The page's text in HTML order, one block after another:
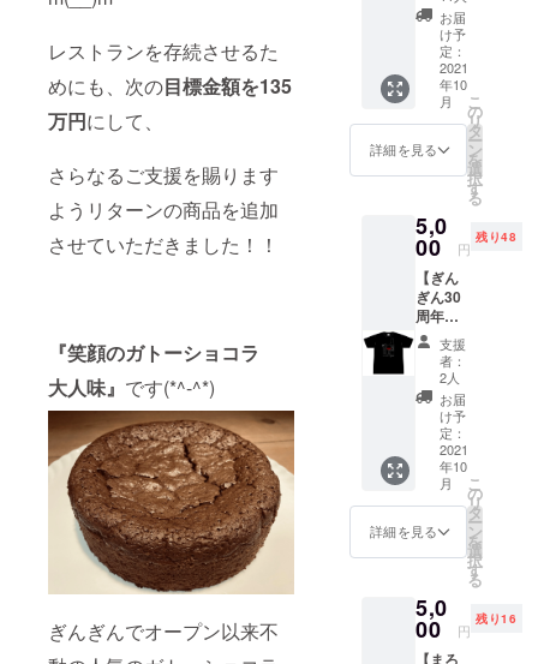
レストランを存続させるた
めにも、次の目標金額を135
万円にして、
さらなるご支援を賜ります
ようリターンの商品を追加
させていただきました！！
『笑顔のガトーショコラ
大人味』 です(*^-^*)
ぎんぎんでオープン以来不
豊かな
当店の
フレン
チに
ぴった
りのワ
インで
す。 白
100％）
赤ワイ
ン（マ
スカッ
トベ
リーA１
０
０％）
120ml
づつグ
ラスで
提供さ
せてい
ただき
発送の
準備が
ら、お
届け日
をメー
す。下
の文字
は、
French
Restau
rant
Gin2で
いっぱ
いのお
礼の手
紙を添
えて送
らさせ
ていた
だきま
す。 発
送の準
備が整
いまし
たら、
お届け
日を
メール
でご案
す。 ★
特典と
してこ
※冷蔵
6号サイ
ズ（直
径18
㎝）6～
８人前
4,500
円 ぎ
んぎん
でオー
来不動
の人気
のガ
トー
ショコ
ラをこ
のプロ
ジェク
トのた
めに、
試作を
重ね進
化させ
て作ら
させて
いただ
きまし
もが笑
顔にな
る名付
お届
け予
定：
2021
年10
月
詳細を見る
こ
の
リ
タ
ー
ン
を
選
択
す
る
5,0
00 円
残り48
【ぎん
ぎん30
周年記
念オリ
ジナルT
シャ
ツ 特
典付き
と御食
事券
1,000円
を1枚】
ぎんぎ
んのロ
ゴマー
クのウ
３０ｔ
ｈのラ
ベルの
支援
者：
2人
お届
け予
定：
2021
年10
月
詳細を見る
こ
の
リ
タ
ー
ン
を
選
択
す
る
5,0
00 円
残り16
【まろ